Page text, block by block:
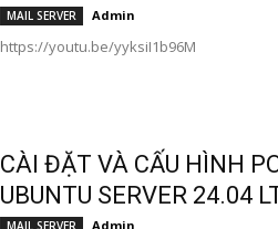
MAIL SERVER Admin
https://youtu.be/yyksiI1b96M
CÀI ĐẶT VÀ CẤU HÌNH
UBUNTU SERVER 24.04
MAIL SERVER Admin